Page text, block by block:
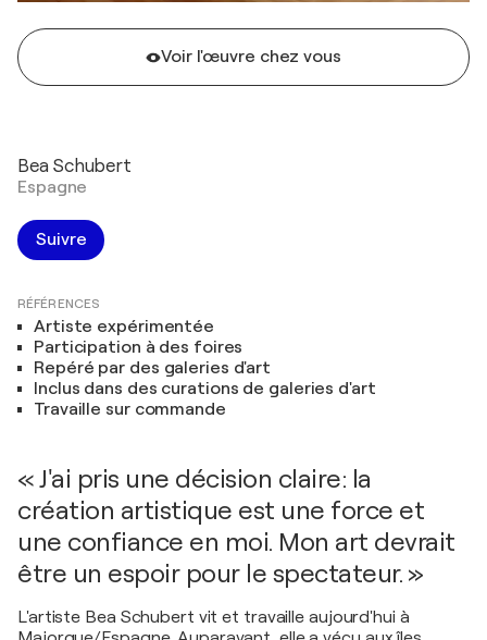
Voir l'œuvre chez vous
Bea Schubert
Espagne
Suivre
RÉFÉRENCES
Artiste expérimentée
Participation à des foires
Repéré par des galeries d'art
Inclus dans des curations de galeries d'art
Travaille sur commande
« J'ai pris une décision claire: la
création artistique est une force et
une confiance en moi. Mon art devrait
être un espoir pour le spectateur. »
L'artiste Bea Schubert vit et travaille aujourd'hui à